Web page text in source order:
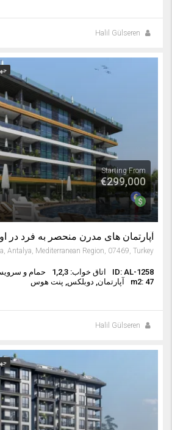
Halil Gülseren
Starting From
€299,000
آپارتمان های مدرن منحصر به فرد در اوبا
ID: AL-1258 اتاق خواب: 1,2,3
حمام و سرویس:
m2: 47
آپارتمان, دوبلکس, پنت هوس
Halil Gülseren